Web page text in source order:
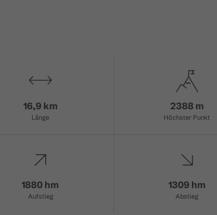
16,9 km
Länge
2388 m
Höchster Punkt
1880 hm
Aufstieg
1309 hm
Abstieg